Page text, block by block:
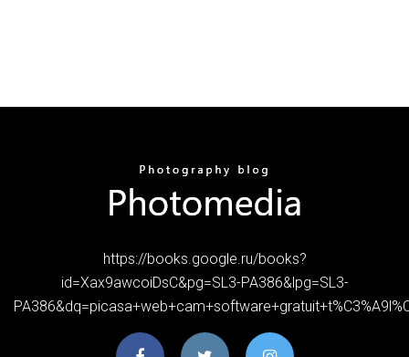
https://books.google.ru/books?
id=Xax9awcoiDsC&pg=SL3-PA386&lpg=SL3-